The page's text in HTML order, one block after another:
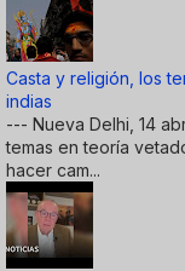
Casta y religión, los
indias
--- Nueva Delhi, 14
temas en teoría
hacer cam...